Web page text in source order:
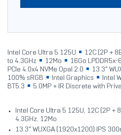
Intel Core Ultra 5 125U 12C (2P +
to 4.3GHz
12Mo 16Go LPDDR5x-
PCIe 4.0x4 NVMe Opal 2.0
13.3"
100% sRGB
Intel Graphics
Intel
BT5.3
5.0MP + IR Discrete with
Intel Core Ultra 5 125U, 12C (2P +
4.3GHz, 12Mo
13.3" WUXGA (1920x1200) IPS